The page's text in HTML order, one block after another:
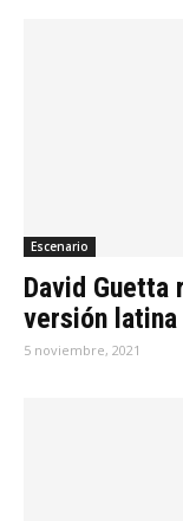
Escenario
David Guetta
versión latina
5 noviembre, 2021